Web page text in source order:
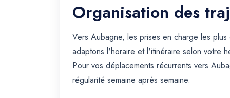
Organisation des
Vers Aubagne, les prises en charge les
adaptons l'horaire et l'itinéraire selon votre
Pour vos déplacements récurrents vers
régularité semaine après semaine.